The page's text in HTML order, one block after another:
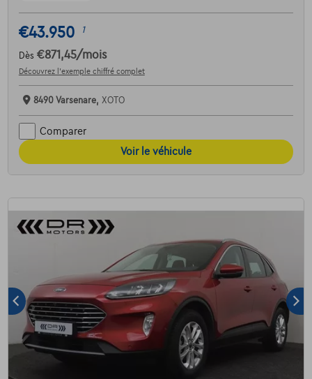
€43.950 1
Dès €871,45/mois
Découvrez l’exemple chiffré complet
8490 Varsenare, XOTO
Comparer
Voir le véhicule